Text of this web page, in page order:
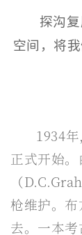
探沟
空间，将
1934
正式开始
（
枪维护。
去。一本